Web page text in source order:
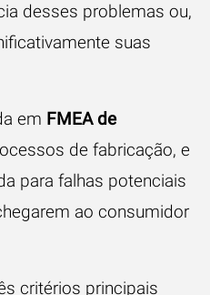
desses problemas ou,
suas
em FMEA de
de fabricação, e
para falhas potenciais
ao consumidor
critérios principais